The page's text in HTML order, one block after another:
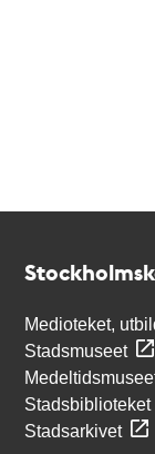
Medioteket,
Stadsmuseet
Stadsbiblioteket
Stadsarkivet